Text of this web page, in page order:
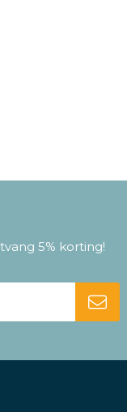
5% korting!